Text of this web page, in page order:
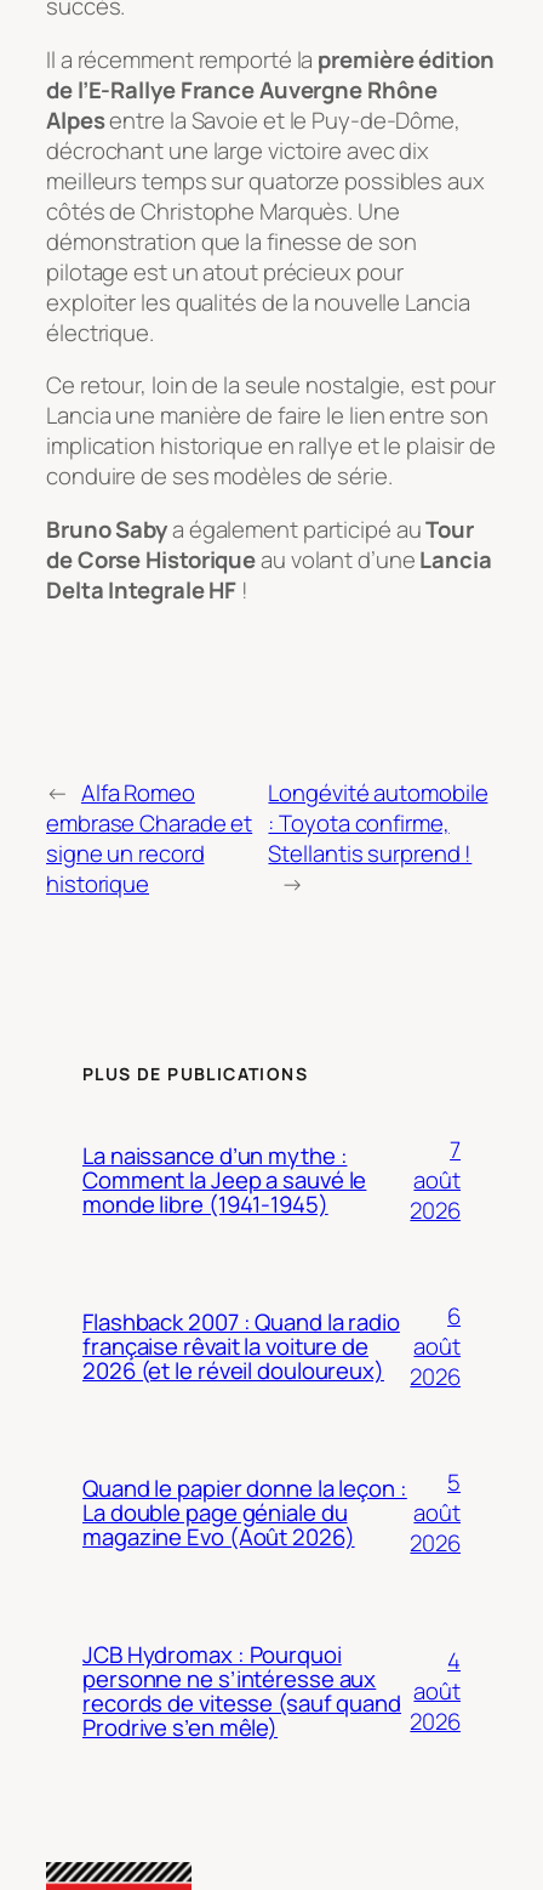
succès.
Il a récemment remporté la première édition
de l’E-Rallye France Auvergne Rhône
Alpesentre la Savoie et le Puy-de-Dôme,
décrochant une large victoire avec dix
meilleurs temps sur quatorze possibles aux
côtés de Christophe Marquès. Une
démonstration que la finesse de son
pilotage est un atout précieux pour
exploiter les qualités de la nouvelle Lancia
électrique.
Ce retour, loin de la seule nostalgie, est pour
Lancia une manière de faire le lien entre son
implication historique en rallye et le plaisir de
conduire de ses modèles de série.
Bruno Sabya également participé auTour
de Corse Historiqueau volant d’uneLancia
Delta Integrale HF !
← Alfa Romeo
embrase Charade et
signe un record
historique
Longévité automobile
: Toyota confirme,
Stellantis surprend !
→
PLUS DE PUBLICATIONS
La naissance d’un mythe :
Comment la Jeep a sauvé le
monde libre (1941-1945)
7
août
2026
Flashback 2007 : Quand la radio
française rêvait la voiture de
2026 (et le réveil douloureux)
6
août
2026
Quand le papier donne la leçon :
La double page géniale du
magazine Evo (Août 2026)
5
août
2026
JCB Hydromax : Pourquoi
personne ne s’intéresse aux
records de vitesse (sauf quand
Prodrive s’en mêle)
4
août
2026